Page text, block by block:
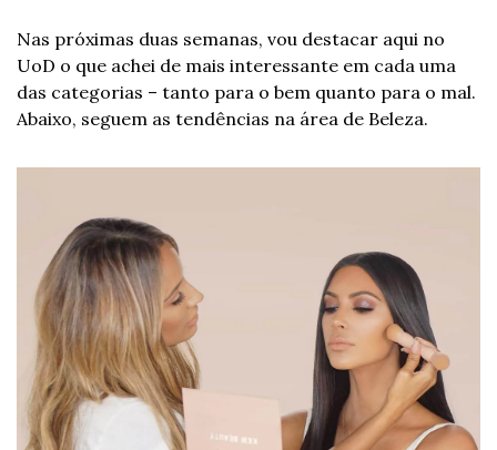
Nas próximas duas semanas, vou destacar aqui no
UoD o que achei de mais interessante em cada uma
das categorias – tanto para o bem quanto para o mal.
Abaixo, seguem as tendências na área de Beleza.